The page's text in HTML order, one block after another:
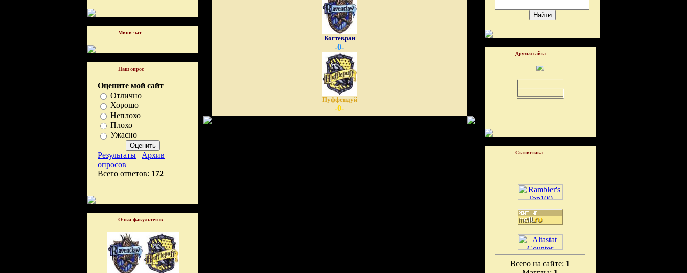
Мини-чат
Наш опрос
Оцените мой сайт
Отлично
Хорошо
Неплохо
Плохо
Ужасно
Результаты | Архив
опросов
Всего ответов: 172
Очки факультетов
Когтевран
-0-
Пуффендуй
-0-
Друзья сайта
Статистика
Всего на сайте: 1